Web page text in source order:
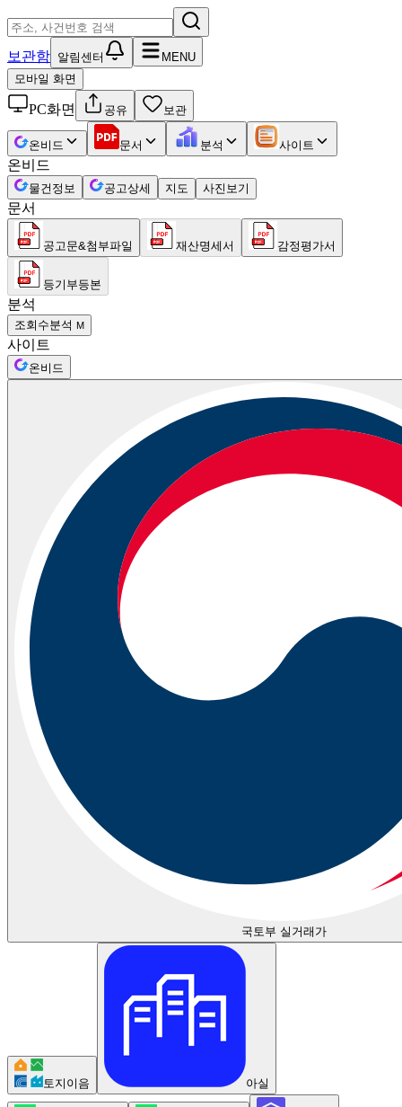
보관함 알림센터
MENU
모바일 화면
PC화면 공유 보관
온비드 문서 분석 사이트
온비드
물건정보 공고상세 지도 사진보기
문서
공고문&첨부파일 재산명세서 감정평가서
등기부등본
분석
조회수분석 M
사이트
온비드
국토부 실거래가
토지이음 아실